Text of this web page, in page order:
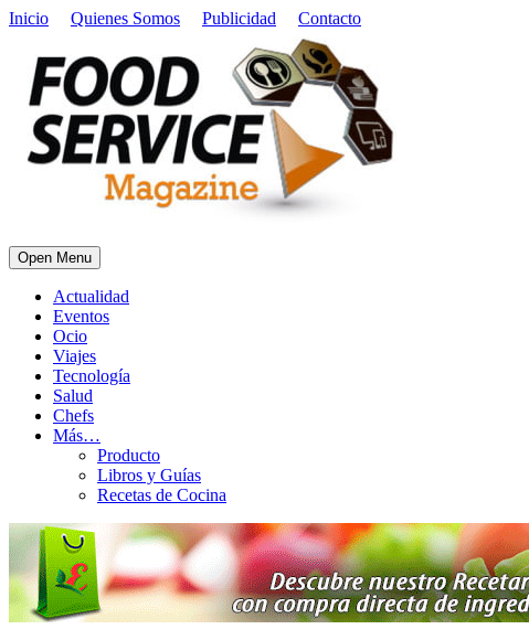
Inicio Quienes Somos Publicidad Contacto
Open Menu
Actualidad
Eventos
Ocio
Viajes
Tecnología
Salud
Chefs
Más…
Producto
Libros y Guías
Recetas de Cocina